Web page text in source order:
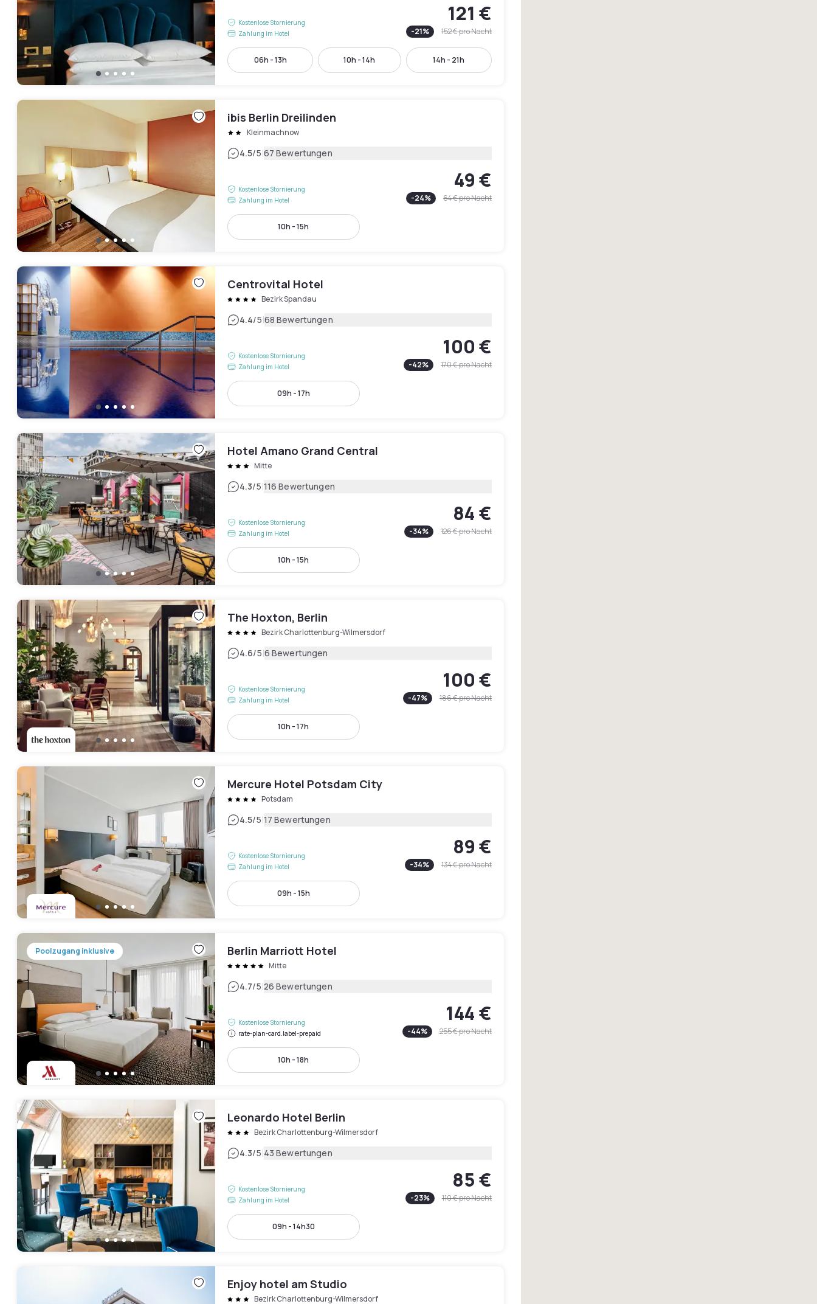
Kostenlose Stornierung
Zahlung im Hotel
121 €
-21% 152 €pro Nacht
06h - 13h 10h - 14h 14h - 21h
ibis Berlin Dreilinden
Kleinmachnow
4.5/5|67 Bewertungen
Kostenlose Stornierung
Zahlung im Hotel
49 €
-24% 64 €pro Nacht
10h - 15h
Centrovital Hotel
Bezirk Spandau
4.4/5|68 Bewertungen
Kostenlose Stornierung
Zahlung im Hotel
100 €
-42% 170 €pro Nacht
09h - 17h
Hotel Amano Grand Central
Mitte
4.3/5|116 Bewertungen
Kostenlose Stornierung
Zahlung im Hotel
84 €
-34% 126 €pro Nacht
10h - 15h
The Hoxton, Berlin
Bezirk Charlottenburg-Wilmersdorf
4.6/5|6 Bewertungen
Kostenlose Stornierung
Zahlung im Hotel
100 €
-47% 186 €pro Nacht
10h - 17h
Mercure Hotel Potsdam City
Potsdam
4.5/5|17 Bewertungen
Kostenlose Stornierung
Zahlung im Hotel
89 €
-34% 134 €pro Nacht
09h - 15h
Poolzugang inklusive Berlin Marriott Hotel
Mitte
4.7/5|26 Bewertungen
Kostenlose Stornierung
rate-plan-card.label-prepaid
144 €
-44% 255 €pro Nacht
10h - 18h
Leonardo Hotel Berlin
Bezirk Charlottenburg-Wilmersdorf
4.3/5|43 Bewertungen
Kostenlose Stornierung
Zahlung im Hotel
85 €
-23% 110 €pro Nacht
09h - 14h30
Enjoy hotel am Studio
Bezirk Charlottenburg-Wilmersdorf